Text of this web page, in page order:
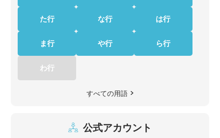
た行 な行 は行
ま行 や行 ら行
わ行
すべての用語
公式アカウント